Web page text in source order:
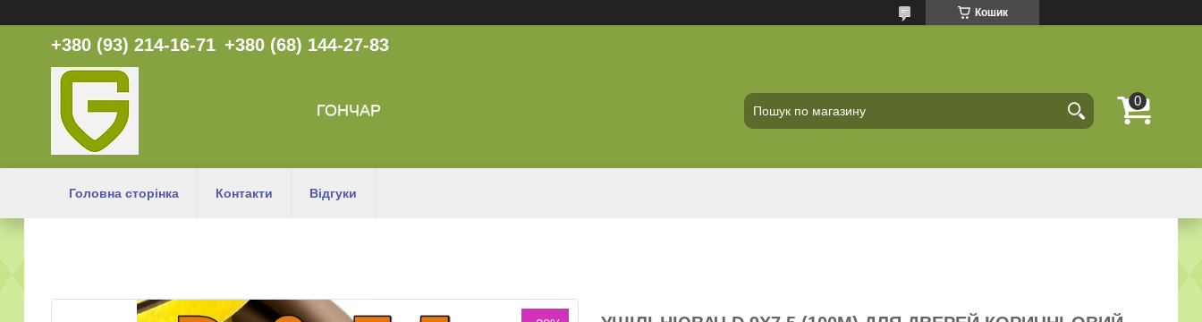
Кошик
+380 (93) 214-16-71 +380 (68) 144-27-83
ГОНЧАР
Головна сторінка Контакти Відгуки